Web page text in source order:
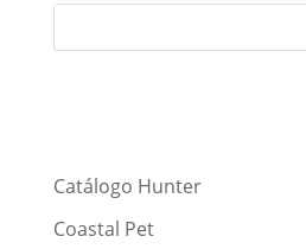
Catálogo Hunter
Coastal Pet